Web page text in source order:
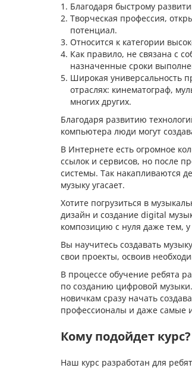
Благодаря быстрому
Творческая профессия,
потенциал.
Относится к категории
Как правило, не связана с
назначенные сроки
Широкая универсальность
отраслях: кинематограф,
многих других.
Благодаря развитию
компьютера люди могут
В Интернете есть огромное
ссылок и сервисов, но после
системы. Так накапливаются
музыку угасает.
Хотите погрузиться в
дизайн и создание digital
композицию с нуля даже тем,
Вы научитесь создавать
свои проекты, освоив
В процессе обучение ребята
по созданию цифровой
новичкам сразу начать
профессионалы и даже самые
Кому подойдет курс?
Наш курс разработан для